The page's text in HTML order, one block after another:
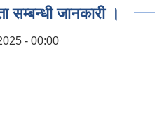
सम्बन्धी जानकारी ।
- 00:00